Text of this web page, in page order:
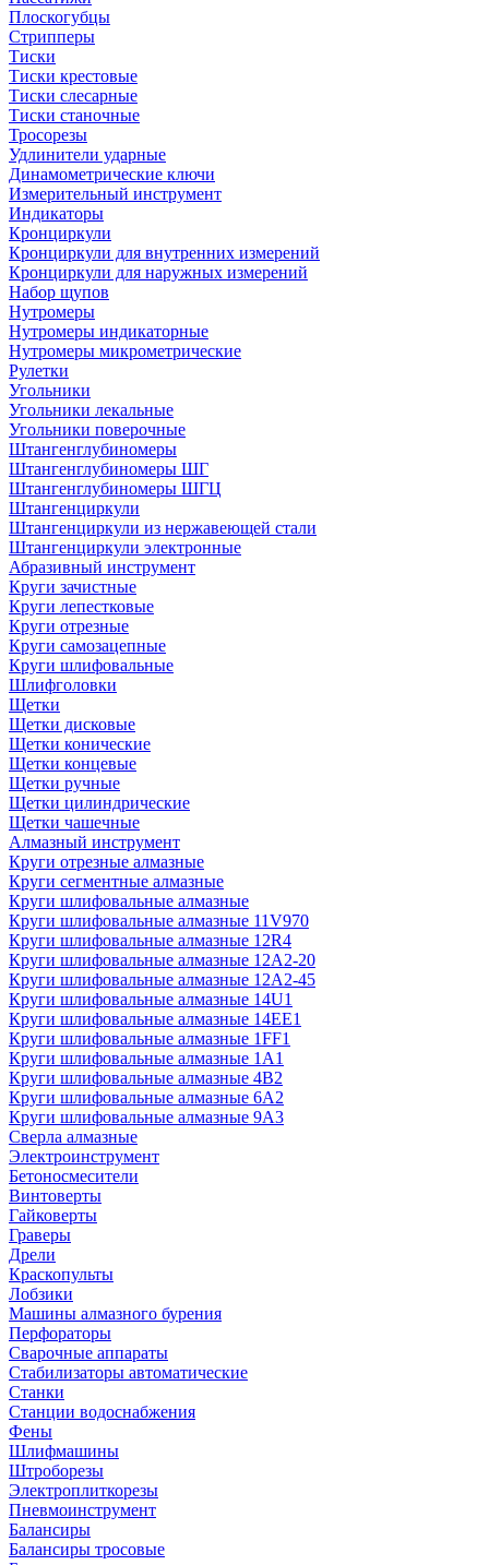
Плоскогубцы
Стрипперы
Тиски
Тиски крестовые
Тиски слесарные
Тиски станочные
Тросорезы
Удлинители ударные
Динамометрические ключи
Измерительный инструмент
Индикаторы
Кронциркули
Кронциркули для внутренних измерений
Кронциркули для наружных измерений
Набор щупов
Нутромеры
Нутромеры индикаторные
Нутромеры микрометрические
Рулетки
Угольники
Угольники лекальные
Угольники поверочные
Штангенглубиномеры
Штангенглубиномеры ШГ
Штангенглубиномеры ШГЦ
Штангенциркули
Штангенциркули из нержавеющей стали
Штангенциркули электронные
Абразивный инструмент
Круги зачистные
Круги лепестковые
Круги отрезные
Круги самозацепные
Круги шлифовальные
Шлифголовки
Щетки
Щетки дисковые
Щетки конические
Щетки концевые
Щетки ручные
Щетки цилиндрические
Щетки чашечные
Алмазный инструмент
Круги отрезные алмазные
Круги сегментные алмазные
Круги шлифовальные алмазные
Круги шлифовальные алмазные 11V970
Круги шлифовальные алмазные 12R4
Круги шлифовальные алмазные 12А2-20
Круги шлифовальные алмазные 12А2-45
Круги шлифовальные алмазные 14U1
Круги шлифовальные алмазные 14ЕЕ1
Круги шлифовальные алмазные 1FF1
Круги шлифовальные алмазные 1А1
Круги шлифовальные алмазные 4В2
Круги шлифовальные алмазные 6A2
Круги шлифовальные алмазные 9А3
Сверла алмазные
Электроинструмент
Бетоносмесители
Винтоверты
Гайковерты
Граверы
Дрели
Краскопульты
Лобзики
Машины алмазного бурения
Перфораторы
Сварочные аппараты
Стабилизаторы автоматические
Станки
Станции водоснабжения
Фены
Шлифмашины
Штроборезы
Электроплиткорезы
Пневмоинструмент
Балансиры
Балансиры тросовые